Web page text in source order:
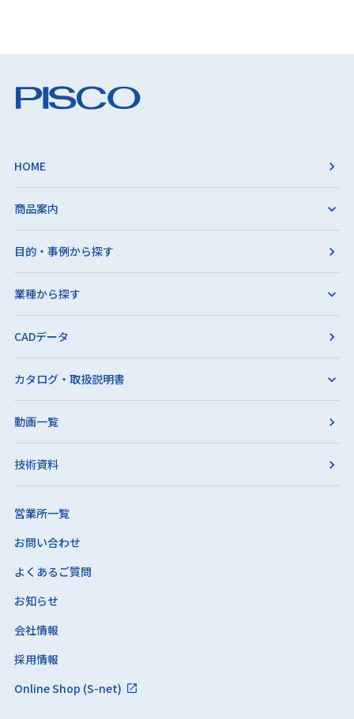
HOME
商品案内
目的・事例から探す
業種から探す
CADデータ
カタログ・取扱説明書
動画一覧
技術資料
営業所一覧
お問い合わせ
よくあるご質問
お知らせ
会社情報
採用情報
Online Shop (S-net)